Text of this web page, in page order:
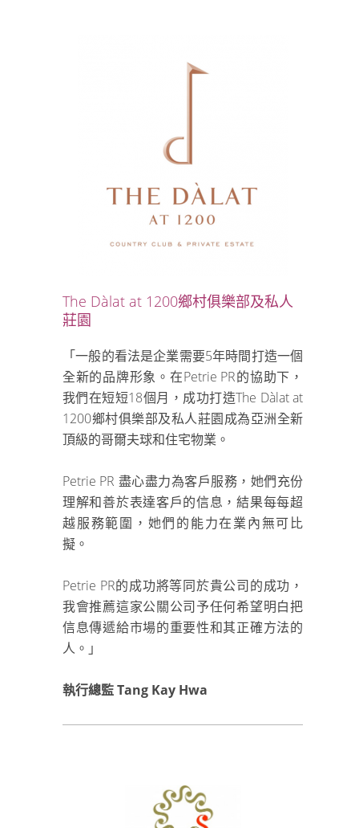
The Dàlat at 1200鄉村俱樂部及私人
莊園
「一般的看法是企業需要5年時間打造一個
全新的品牌形象。在Petrie PR的協助下，
我們在短短18個月，成功打造The Dàlat at
1200鄉村俱樂部及私人莊園成為亞洲全新
頂級的哥爾夫球和住宅物業。
Petrie PR 盡心盡力為客戶服務，她們充份
理解和善於表達客戶的信息，結果每每超
越服務範圍，她們的能力在業內無可比
擬。
Petrie PR的成功將等同於貴公司的成功，
我會推薦這家公關公司予任何希望明白把
信息傳遞給市場的重要性和其正確方法的
人。」
執行總監 Tang Kay Hwa